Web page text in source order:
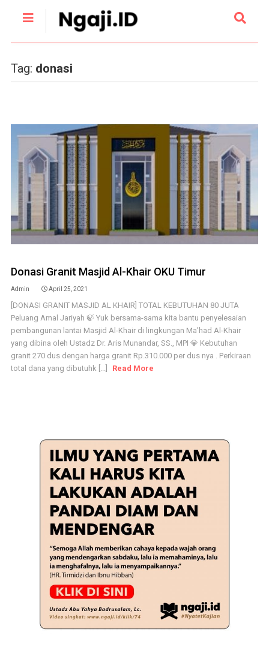
Tag: donasi
Donasi Granit Masjid Al-Khair OKU Timur
Admin April 25, 2021
[DONASI GRANIT MASJID AL KHAIR] TOTAL KEBUTUHAN 80 JUTA
Peluang Amal Jariyah 🍃 Yuk bersama-sama kita bantu penyelesaian
pembangunan lantai Masjid Al-Khair di lingkungan Ma'had Al-Khair
yang dibina oleh Ustadz Dr. Aris Munandar, SS., MPI 💎 Kebutuhan
granit 270 dus dengan harga granit Rp.310.000 per dus nya . Perkiraan
total dana yang dibutuhk [...]
Read More